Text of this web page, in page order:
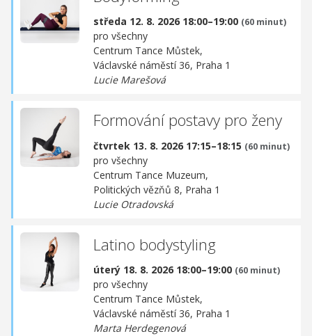
středa 12. 8. 2026 18:00–19:00 (60 minut)
pro všechny
Centrum Tance Můstek,
Václavské náměstí 36, Praha 1
Lucie Marešová
Formování postavy pro ženy
čtvrtek 13. 8. 2026 17:15–18:15 (60 minut)
pro všechny
Centrum Tance Muzeum,
Politických vězňů 8, Praha 1
Lucie Otradovská
Latino bodystyling
úterý 18. 8. 2026 18:00–19:00 (60 minut)
pro všechny
Centrum Tance Můstek,
Václavské náměstí 36, Praha 1
Marta Herdegenová